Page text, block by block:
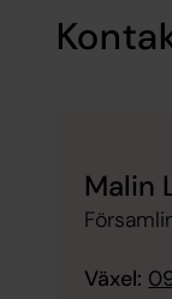
Malin
Växel: